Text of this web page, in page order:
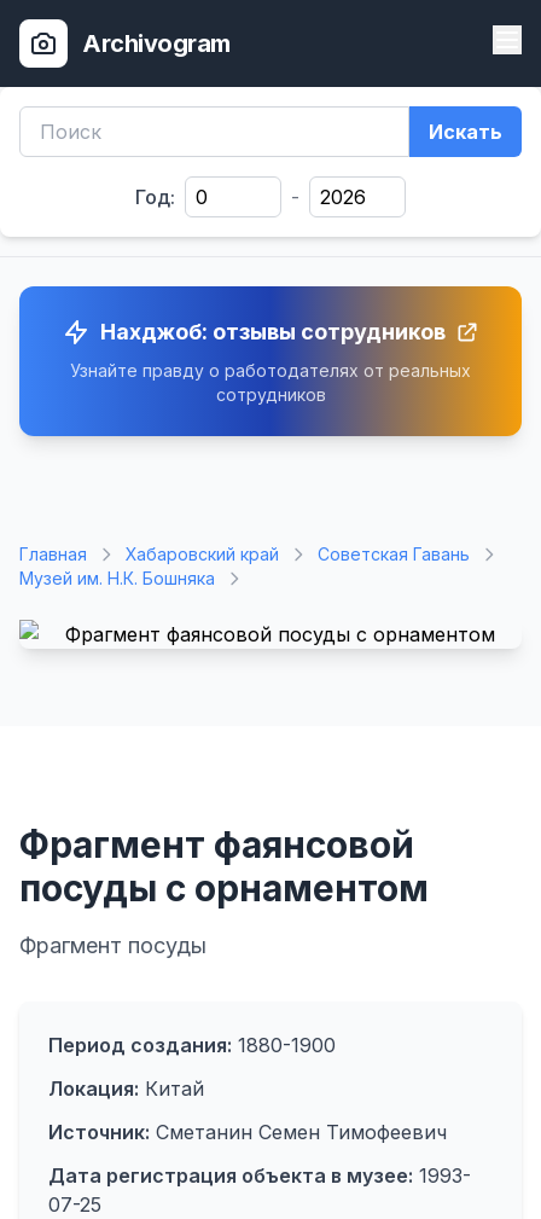
Archivogram
Искать
Год: -
Нахджоб: отзывы сотрудников
Узнайте правду о работодателях от реальных
сотрудников
Главная Хабаровский край
Советская Гавань
Музей им. Н.К. Бошняка
Фрагмент фаянсовой
посуды с орнаментом
Фрагмент посуды
Период создания: 1880-1900
Локация: Китай
Источник: Сметанин Семен Тимофеевич
Дата регистрация объекта в музее: 1993-
07-25